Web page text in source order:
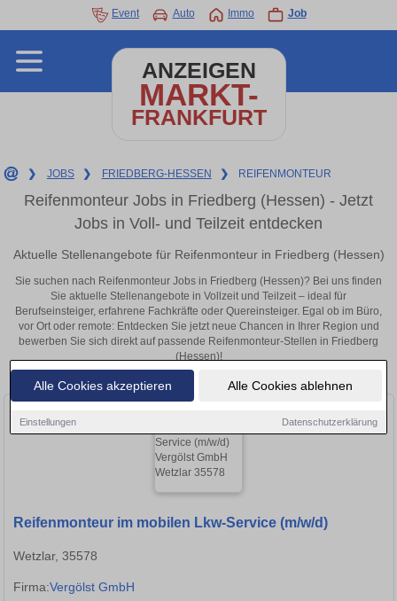
Alle Cookies akzeptieren Alle Cookies ablehnen
Einstellungen Datenschutzerklärung
Event Auto Immo Job
ANZEIGEN
MARKT-
FRANKFURT
❯ JOBS ❯ FRIEDBERG-HESSEN ❯ REIFENMONTEUR
Reifenmonteur Jobs in Friedberg (Hessen) - Jetzt
Jobs in Voll- und Teilzeit entdecken
Aktuelle Stellenangebote für Reifenmonteur in Friedberg (Hessen)
Sie suchen nach Reifenmonteur Jobs in Friedberg (Hessen)? Bei uns finden
Sie aktuelle Stellenangebote in Vollzeit und Teilzeit – ideal für
Berufseinsteiger, erfahrene Fachkräfte oder Quereinsteiger. Egal ob im Büro,
vor Ort oder remote: Entdecken Sie jetzt neue Chancen in Ihrer Region und
bewerben Sie sich direkt auf passende Reifenmonteur-Stellen in Friedberg
(Hessen)!
Reifenmonteur im mobilen Lkw-Service (m/w/d)
Wetzlar, 35578
Firma:Vergölst GmbH